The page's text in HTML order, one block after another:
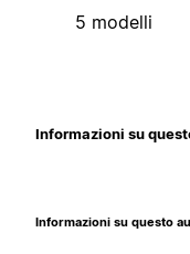
5 modelli
Informazioni su
Informazioni su questo